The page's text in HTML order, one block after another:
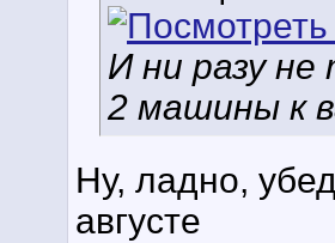
И ни разу
2 машины к
Ну, ладно,
августе